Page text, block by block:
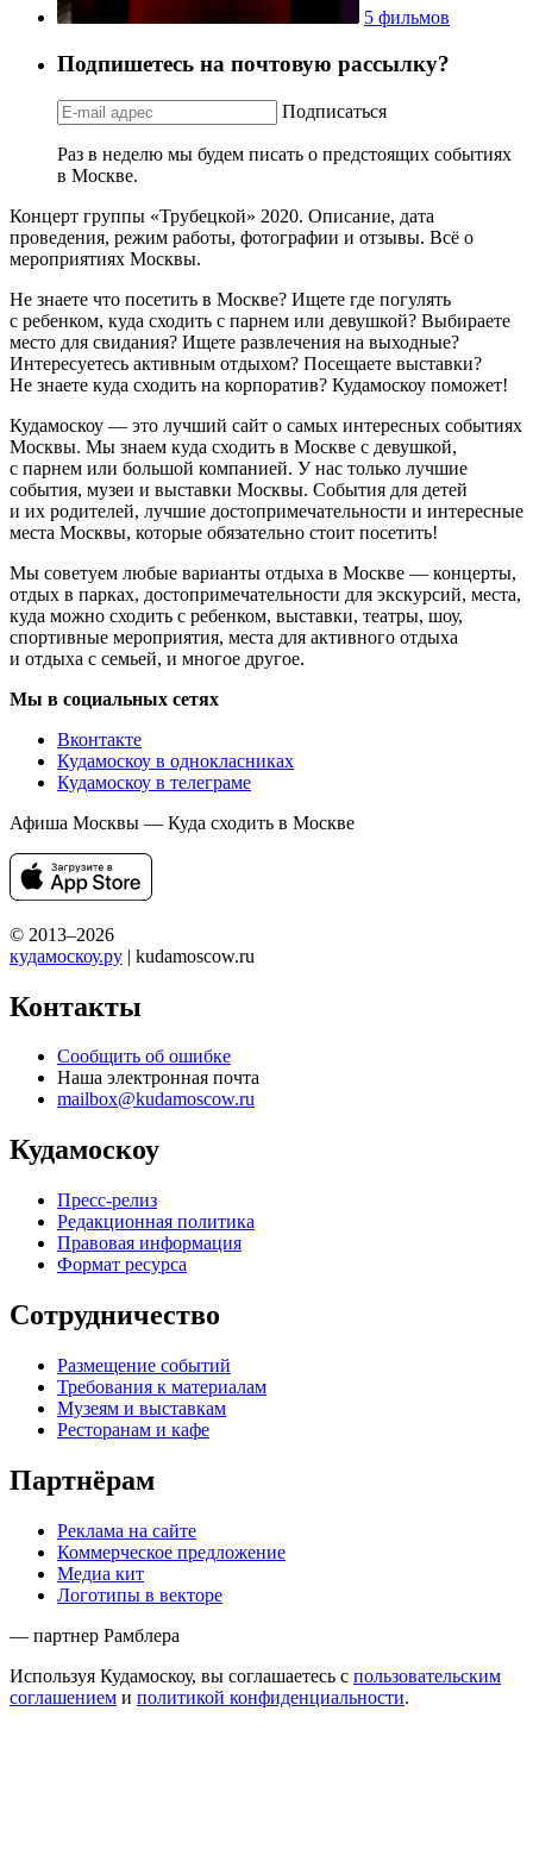
5 фильмов
Подпишетесь на почтовую рассылку?
Подписаться
Раз в неделю мы будем писать о предстоящих событиях
в Москве.
Концерт группы «Трубецкой» 2020. Описание, дата
проведения, режим работы, фотографии и отзывы. Всё о
мероприятиях Москвы.
Не знаете что посетить в Москве? Ищете где погулять
с ребенком, куда сходить с парнем или девушкой? Выбираете
место для свидания? Ищете развлечения на выходные?
Интересуетесь активным отдыхом? Посещаете выставки?
Не знаете куда сходить на корпоратив? Кудамоскоу поможет!
Кудамоскоу — это лучший сайт о самых интересных событиях
Москвы. Мы знаем куда сходить в Москве с девушкой,
с парнем или большой компанией. У нас только лучшие
события, музеи и выставки Москвы. События для детей
и их родителей, лучшие достопримечательности и интересные
места Москвы, которые обязательно стоит посетить!
Мы советуем любые варианты отдыха в Москве — концерты,
отдых в парках, достопримечательности для экскурсий, места,
куда можно сходить с ребенком, выставки, театры, шоу,
спортивные мероприятия, места для активного отдыха
и отдыха с семьей, и многое другое.
Мы в социальных сетях
Вконтакте
Кудамоскоу в однокласниках
Кудамоскоу в телеграме
Афиша Москвы — Куда сходить в Москве
© 2013–2026
кудамоскоу.ру | kudamoscow.ru
Контакты
Сообщить об ошибке
Наша электронная почта
mailbox@kudamoscow.ru
Кудамоскоу
Пресс-релиз
Редакционная политика
Правовая информация
Формат ресурса
Сотрудничество
Размещение событий
Требования к материалам
Музеям и выставкам
Ресторанам и кафе
Партнёрам
Реклама на сайте
Коммерческое предложение
Медиа кит
Логотипы в векторе
— партнер Рамблера
Используя Кудамоскоу, вы соглашаетесь с пользовательским
соглашением и политикой конфиденциальности.